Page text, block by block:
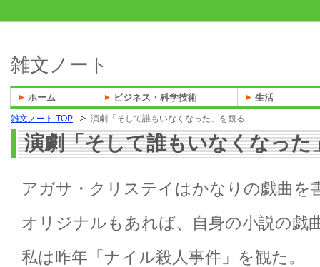
雑文ノート TOP 演劇「そして誰もいなくなった」を観る
演劇「そして誰もいなくなった
アガサ・クリステイはかなりの戯曲を
オリジナルもあれば、自身の小説の戯
私は昨年「ナイル殺人事件」を観た。
雑文ノート
ホーム ビジネス・科学技術 生活